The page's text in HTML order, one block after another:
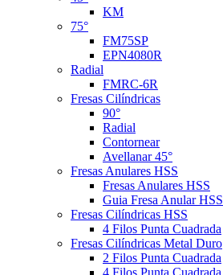
KM
75°
FM75SP
EPN4080R
Radial
FMRC-6R
Fresas Cilíndricas
90°
Radial
Contornear
Avellanar 45°
Fresas Anulares HSS
Fresas Anulares HSS
Guia Fresa Anular HSS
Fresas Cilíndricas HSS
4 Filos Punta Cuadrada
Fresas Cilíndricas Metal Duro
2 Filos Punta Cuadrada
4 Filos Punta Cuadrada